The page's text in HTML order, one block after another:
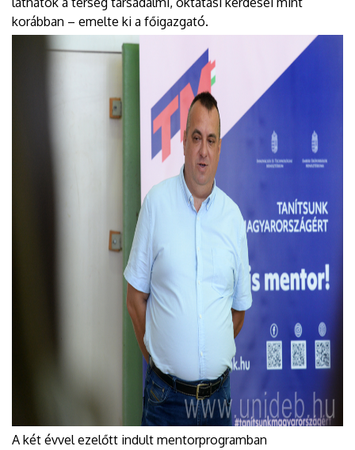
korábban – emelte ki a főigazgató.
A két évvel ezelőtt indult mentorprogramban